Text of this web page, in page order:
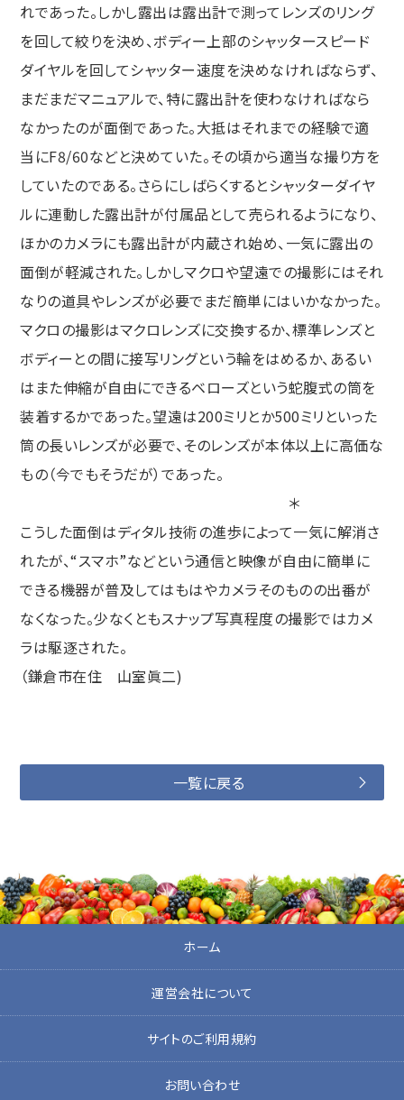
れであった。しかし露出は露出計で測ってレンズのリング
を回して絞りを決め、ボディー上部のシャッタースピード
ダイヤルを回してシャッター速度を決めなければならず、
まだまだマニュアルで、特に露出計を使わなければなら
なかったのが面倒であった。大抵はそれまでの経験で適
当にF8/60などと決めていた。その頃から適当な撮り方を
していたのである。さらにしばらくするとシャッターダイヤ
ルに連動した露出計が付属品として売られるようになり、
ほかのカメラにも露出計が内蔵され始め、一気に露出の
面倒が軽減された。しかしマクロや望遠での撮影にはそれ
なりの道具やレンズが必要でまだ簡単にはいかなかった。
マクロの撮影はマクロレンズに交換するか、標準レンズと
ボディーとの間に接写リングという輪をはめるか、あるい
はまた伸縮が自由にできるベローズという蛇腹式の筒を
装着するかであった。望遠は200ミリとか500ミリといった
筒の長いレンズが必要で、そのレンズが本体以上に高価な
もの（今でもそうだが）であった。
＊
こうした面倒はディタル技術の進歩によって一気に解消さ
れたが、“スマホ”などという通信と映像が自由に簡単に
できる機器が普及してはもはやカメラそのものの出番が
なくなった。少なくともスナップ写真程度の撮影ではカメ
ラは駆逐された。
（鎌倉市在住 山室眞二)
一覧に戻る
ホーム
運営会社について
サイトのご利用規約
お問い合わせ